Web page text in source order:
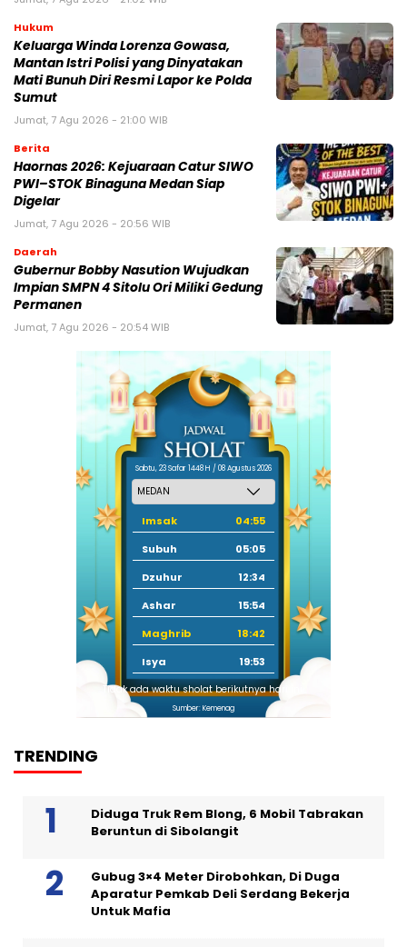
Hukum
Keluarga Winda Lorenza Gowasa,
Mantan Istri Polisi yang Dinyatakan
Mati Bunuh Diri Resmi Lapor ke Polda
Sumut
Jumat, 7 Agu 2026 - 21:00 WIB
Berita
Haornas 2026: Kejuaraan Catur SIWO
PWI–STOK Binaguna Medan Siap
Digelar
Jumat, 7 Agu 2026 - 20:56 WIB
Daerah
Gubernur Bobby Nasution Wujudkan
Impian SMPN 4 Sitolu Ori Miliki Gedung
Permanen
Jumat, 7 Agu 2026 - 20:54 WIB
Sabtu, 23 Safar 1448 H / 08 Agustus 2026
Imsak
04:55
Subuh
05:05
Dzuhur
12:34
Ashar
15:54
Maghrib
18:42
Isya
19:53
Tidak ada waktu sholat berikutnya hari ini.
Sumber: Kemenag
TRENDING
Diduga Truk Rem Blong, 6 Mobil Tabrakan
Beruntun di Sibolangit
Gubug 3×4 Meter Dirobohkan, Di Duga
Aparatur Pemkab Deli Serdang Bekerja
Untuk Mafia